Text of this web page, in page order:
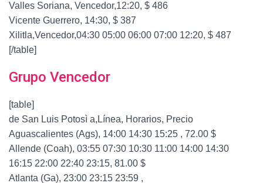
Valles Soriana, Vencedor,12:20, $ 486
Vicente Guerrero, 14:30, $ 387
Xilitla,Vencedor,04:30 05:00 06:00 07:00 12:20, $ 487
[/table]
Grupo Vencedor
[table]
de San Luis Potosì a,Línea, Horarios, Precio
Aguascalientes (Ags), 14:00 14:30 15:25 , 72.00 $
Allende (Coah), 03:55 07:30 10:30 11:00 14:00 14:30
16:15 22:00 22:40 23:15, 81.00 $
Atlanta (Ga), 23:00 23:15 23:59 ,